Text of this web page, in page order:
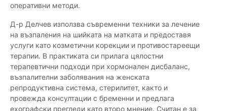
оперативни методи.
Д-р Делчев използва съвременни техники за лечение
на възпаления на шийката на матката и предоставя
услуги като козметични корекции и противостареещи
терапии. В практиката си прилага цялостни
терапевтични подходи при хормонален дисбаланс,
възпалителни заболявания на женската
репродуктивна система, стерилитет, както и
провежда консултации с бременни и предлага
ехографски прегледи като второ мнение. Считан е за